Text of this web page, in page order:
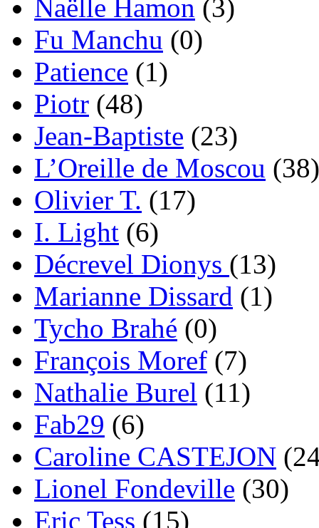
Naëlle Hamon (3)
Fu Manchu (0)
Patience (1)
Piotr (48)
Jean-Baptiste (23)
L’Oreille de Moscou (38)
Olivier T. (17)
I. Light (6)
Décrevel Dionys (13)
Marianne Dissard (1)
Tycho Brahé (0)
François Moref (7)
Nathalie Burel (11)
Fab29 (6)
Caroline CASTEJON
Lionel Fondeville (30)
Eric Tess (15)